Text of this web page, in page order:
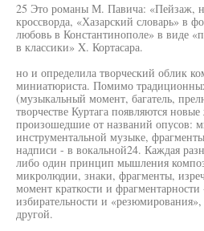
25 Это романы М. Павича: «Пейзаж,
кроссворда, «Хазарский словарь» в
любовь в Константинополе» в виде
в классики» X. Кортасара.
но и определила творческий облик
миниатюриста. Помимо
(музыкальный момент, багатель,
творчестве Куртага появляются
произошедшие от названий опусов:
инструментальной музыке,
надписи - в вокальной24. Каждая
либо один принцип мышления
микролюдии, знаки, фрагменты,
момент краткости и
избирательности и
другой.